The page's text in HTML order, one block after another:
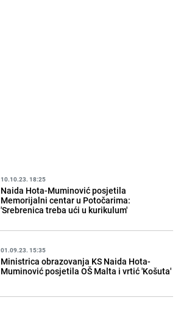
10.10.23. 18:25
Naida Hota-Muminović posjetila
Memorijalni centar u Potočarima:
'Srebrenica treba ući u kurikulum'
01.09.23. 15:35
Ministrica obrazovanja KS Naida Hota-
Muminović posjetila OŠ Malta i vrtić 'Košuta'